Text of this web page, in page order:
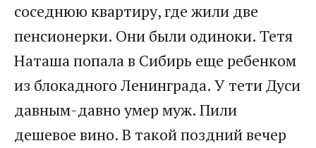
соседнюю квартиру, где жили две
пенсионерки. Они были одиноки. Тетя
Наташа попала в Сибирь еще ребенком
из блокадного Ленинграда. У тети Дуси
давным-давно умер муж. Пили
дешевое вино. В такой поздний вечер